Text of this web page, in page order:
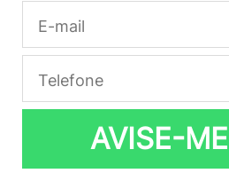
AVISE-ME